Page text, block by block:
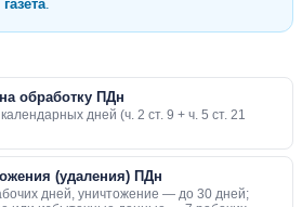
.
обработку ПДн
дней (ч. 2 ст. 9 + ч. 5 ст. 21
(удаления) ПДн
дней, уничтожение — до 30 дней;